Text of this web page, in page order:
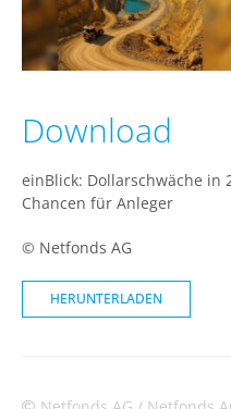
Download
einBlick: Dollarschwäche in
Chancen für Anleger
© Netfonds AG
HERUNTERLADEN